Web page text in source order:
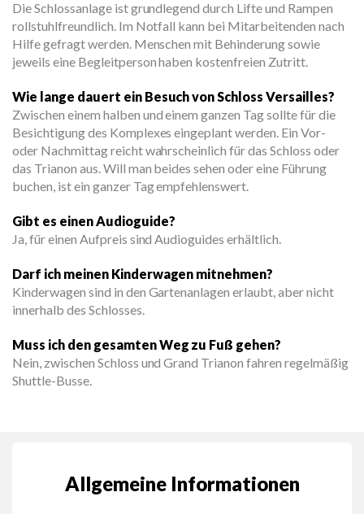
Die Schlossanlage ist grundlegend durch Lifte und Rampen
rollstuhlfreundlich. Im Notfall kann bei Mitarbeitenden nach
Hilfe gefragt werden. Menschen mit Behinderung sowie
jeweils eine Begleitperson haben kostenfreien Zutritt.
Wie lange dauert ein Besuch von Schloss Versailles?
Zwischen einem halben und einem ganzen Tag sollte für die
Besichtigung des Komplexes eingeplant werden. Ein Vor-
oder Nachmittag reicht wahrscheinlich für das Schloss oder
das Trianon aus. Will man beides sehen oder eine Führung
buchen, ist ein ganzer Tag empfehlenswert.
Gibt es einen Audioguide?
Ja, für einen Aufpreis sind Audioguides erhältlich.
Darf ich meinen Kinderwagen mitnehmen?
Kinderwagen sind in den Gartenanlagen erlaubt, aber nicht
innerhalb des Schlosses.
Muss ich den gesamten Weg zu Fuß gehen?
Nein, zwischen Schloss und Grand Trianon fahren regelmäßig
Shuttle-Busse.
Allgemeine Informationen